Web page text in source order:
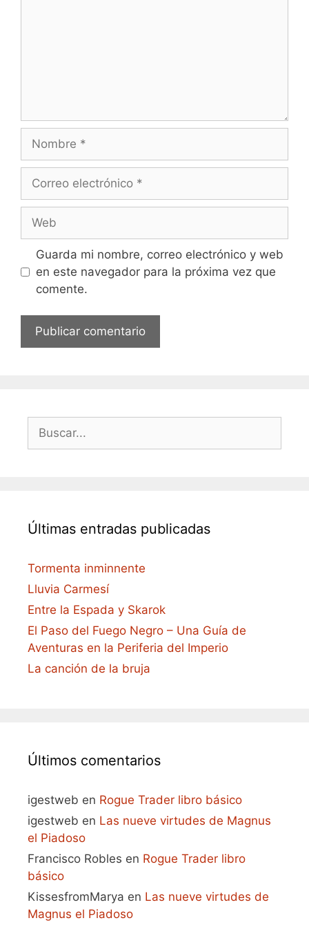
electrónico
Guarda mi nombre, correo electrónico y web
en este navegador para la próxima vez que
comente.
Buscar:
Últimas entradas publicadas
Tormenta inminnente
Lluvia Carmesí
Entre la Espada y Skarok
El Paso del Fuego Negro – Una Guía de
Aventuras en la Periferia del Imperio
La canción de la bruja
Últimos comentarios
igestweb en Rogue Trader libro básico
igestweb en Las nueve virtudes de Magnus
el Piadoso
Francisco Robles en Rogue Trader libro
básico
KissesfromMarya en Las nueve virtudes de
Magnus el Piadoso